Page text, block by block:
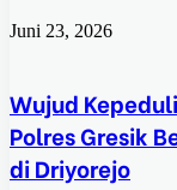
Juni 23, 2026
Wujud
Polres Gresik
di Driyorejo